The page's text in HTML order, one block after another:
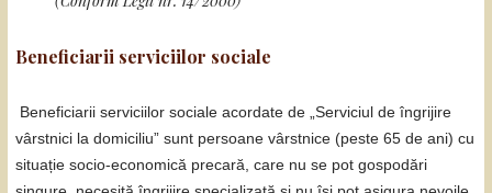
Beneficiarii serviciilor sociale
Beneficiarii serviciilor sociale acordate de „Serviciul de îngrijire
vârstnici la domiciliu” sunt persoane vârstnice (peste 65 de ani) cu
situație socio-economică precară, care nu se pot gospodări